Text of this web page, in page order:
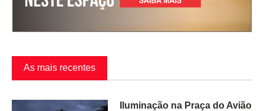
As mais recentes
Iluminação na Praça do Avião